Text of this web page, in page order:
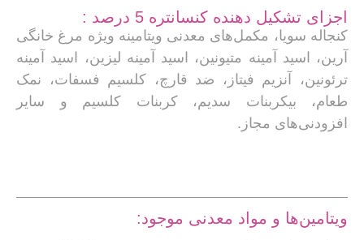
اجزای تشکیل دهنده کنسانتره 5 درصد :
کنجاله سویا، مکمل‌های معدنی ویتامینه ویژه مرغ خانگی
آرین، اسید آمینه متیونین، اسید آمینه لیزین، اسید آمینه
ترئونین، آنزیم فیتاز، ضد قارچ، کلسیم فسفات، نمک
طعام، بیکربنات سدیم، کربنات کلسیم و سایر
افزودنی‌های مجاز.
ویتامین‌ها و مواد معدنی موجود: